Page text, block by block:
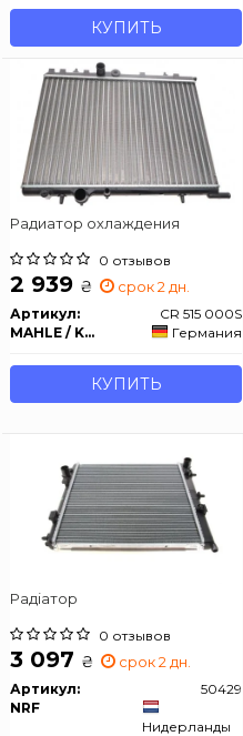
КУПИТЬ
Радиатор охлаждения
0 отзывов
2 939 ₴ срок 2 дн.
Артикул:
CR 515 000S
MAHLE / KNECHT
Германия
КУПИТЬ
Радіатор
0 отзывов
3 097 ₴ срок 2 дн.
Артикул:
50429
NRF
Нидерланды